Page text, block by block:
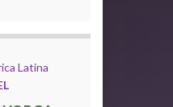
Latina